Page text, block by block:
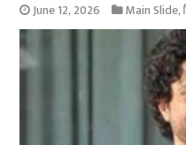
June 12, 2026 Main Slide,